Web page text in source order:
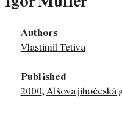
Authors
Vlastimil Tetiva
Published
2000,Alšova jihočeská